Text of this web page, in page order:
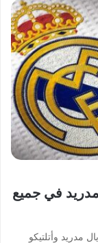
مدريد في جميع
مدريد وأتلتيكو